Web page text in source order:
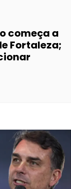
começa a
Fortaleza;